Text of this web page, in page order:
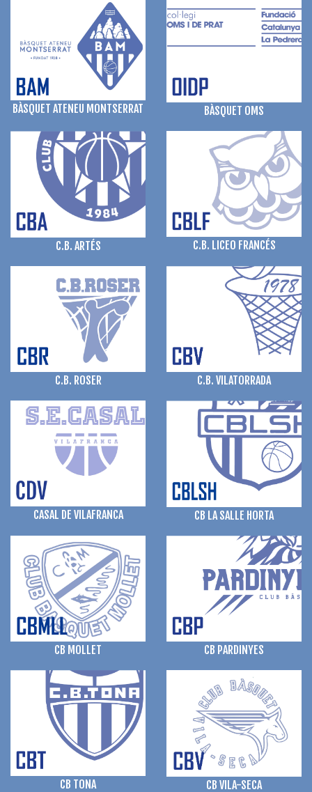
BÀSQUET ATENEU MONTSERRAT BÀSQUET OMS
C.B. ARTÉS C.B. LICEO FRANCÉS
C.B. ROSER C.B. VILATORRADA
CASAL DE VILAFRANCA CB LA SALLE HORTA
CB MOLLET CB PARDINYES
CB TONA CB VILA-SECA